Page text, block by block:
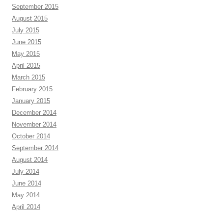
September 2015
August 2015
July 2015
June 2015
May 2015
April 2015
March 2015
February 2015
January 2015
December 2014
November 2014
October 2014
September 2014
August 2014
July 2014
June 2014
May 2014
April 2014